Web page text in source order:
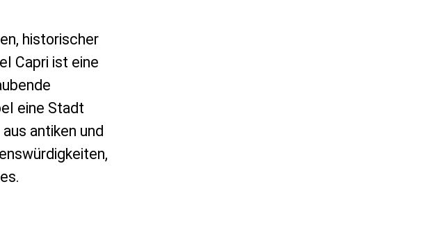
historischer
Capri ist eine
eine Stadt
antiken und